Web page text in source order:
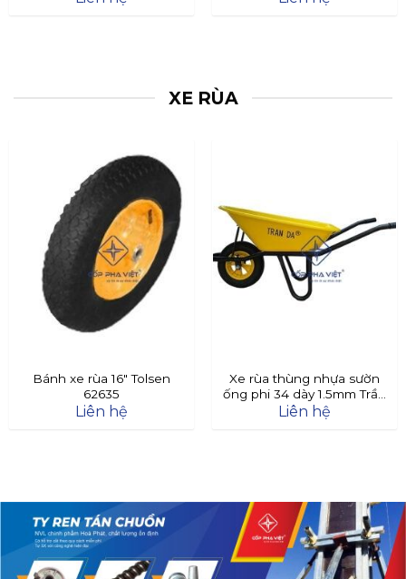
XE RÙA
Bánh xe rùa 16″ Tolsen
62635
Liên hệ
Xe rùa thùng nhựa sườn
ống phi 34 dày 1.5mm Trần
Đà
Liên hệ